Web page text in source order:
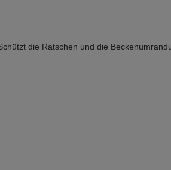
die Ratschen und die